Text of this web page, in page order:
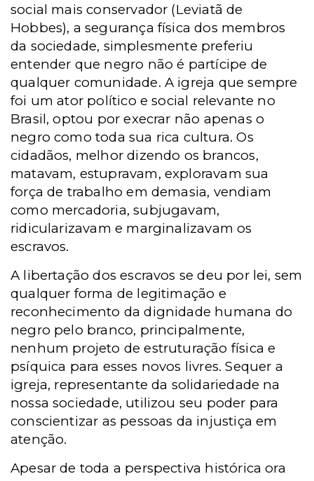
social mais conservador (Leviatã de
Hobbes), a segurança física dos membros
da sociedade, simplesmente preferiu
entender que negro não é partícipe de
qualquer comunidade. A igreja que sempre
foi um ator político e social relevante no
Brasil, optou por execrar não apenas o
negro como toda sua rica cultura. Os
cidadãos, melhor dizendo os brancos,
matavam, estupravam, exploravam sua
força de trabalho em demasia, vendiam
como mercadoria, subjugavam,
ridicularizavam e marginalizavam os
escravos.
A libertação dos escravos se deu por lei, sem
qualquer forma de legitimação e
reconhecimento da dignidade humana do
negro pelo branco, principalmente,
nenhum projeto de estruturação física e
psíquica para esses novos livres. Sequer a
igreja, representante da solidariedade na
nossa sociedade, utilizou seu poder para
conscientizar as pessoas da injustiça em
atenção.
Apesar de toda a perspectiva histórica ora